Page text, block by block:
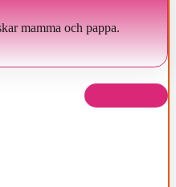
mamma och pappa.